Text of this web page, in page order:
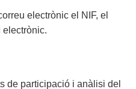
electrònic el NIF, el
electrònic.
de participació i anàlisi del